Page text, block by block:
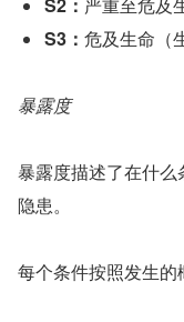
S2： 严重至危及
S3： 危及生命（
暴露度
暴露度描述了在什
隐患。
每个条件按照发生的